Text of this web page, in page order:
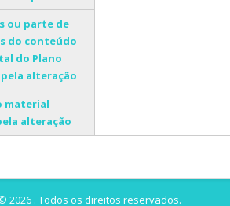
ou parte de
do conteúdo
do Plano
alteração
material
alteração
2026 . Todos os direitos reservados.